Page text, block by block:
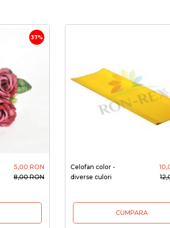
37%
5,00 RON
8,00 RON
Celofan color -
diverse culori
CUMPARA